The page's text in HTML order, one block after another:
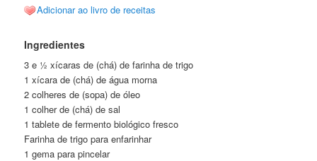
Adicionar ao livro de receitas
Ingredientes
3 e ½ xícaras de (chá) de farinha de trigo
1 xícara de (chá) de água morna
2 colheres de (sopa) de óleo
1 colher de (chá) de sal
1 tablete de fermento biológico fresco
Farinha de trigo para enfarinhar
1 gema para pincelar